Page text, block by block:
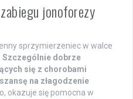
jonoforezy
sprzymierzeniec w walce
Szczególnie dobrze
się z chorobami
na złagodzenie
okazuje się pomocna w